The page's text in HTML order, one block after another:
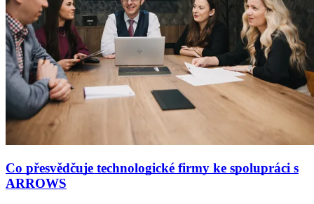
Co přesvědčuje technologické firmy ke spolupráci s
ARROWS